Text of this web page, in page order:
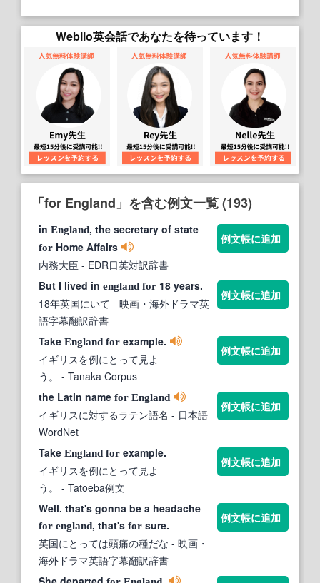
Weblio英会話であなたを待っています！
「for England」を含む例文一覧 (193)
in England, the secretary of state
for Home Affairs
内務大臣 - EDR日英対訳辞書
例文帳に追加
But I lived in england for 18 years.
18年英国にいて - 映画・海外ドラマ英
語字幕翻訳辞書
例文帳に追加
Take England for example.
イギリスを例にとって見よ
う。
- Tanaka Corpus
例文帳に追加
the Latin name for England
イギリスに対するラテン語名 - 日本語
WordNet
例文帳に追加
Take England for example.
イギリスを例にとって見よ
う。
- Tatoeba例文
例文帳に追加
Well. that's gonna be a headache
for england, that's for sure.
英国にとっては頭痛の種だな - 映画・
海外ドラマ英語字幕翻訳辞書
例文帳に追加